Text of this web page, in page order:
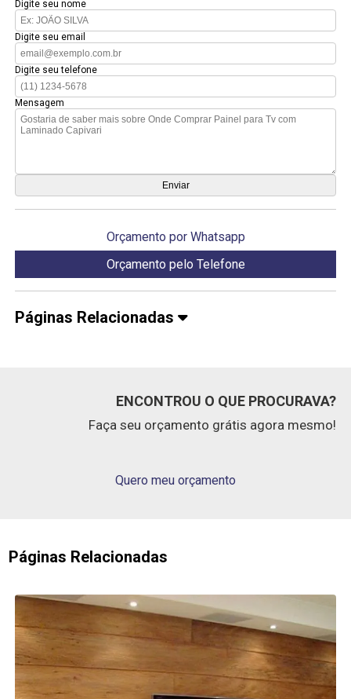
Digite seu nome
Digite seu email
Digite seu telefone
Mensagem
Orçamento por Whatsapp
Orçamento pelo Telefone
Páginas Relacionadas
ENCONTROU O QUE PROCURAVA?
Faça seu orçamento grátis agora mesmo!
Quero meu orçamento
Páginas Relacionadas